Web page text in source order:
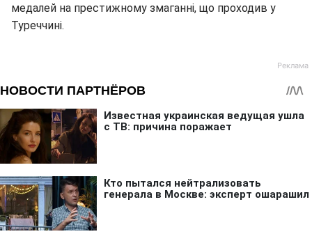
медалей на престижному змаганні, що проходив у
Туреччині.